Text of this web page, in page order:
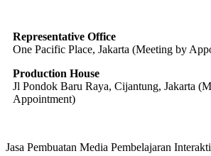
Representative Office
One Pacific Place, Jakarta (Meeting by
Production House
Jl Pondok Baru Raya, Cijantung, Jakarta
Appointment)
Jasa Pembuatan Media Pembelajaran